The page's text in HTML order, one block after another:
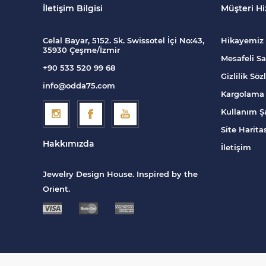
İletişim Bilgisi
Celal Bayar, 5152. Sk. Swissotel İçi No:43,
35930 Çeşme/İzmir
+90 533 520 99 68
info@odda75.com
Müşteri
Hikayemiz
Mesafeli
Gizlilik
Kullanım
Site
İletişim
Hakkımızda
Jewelry Design House. Inspired by the
Orient.